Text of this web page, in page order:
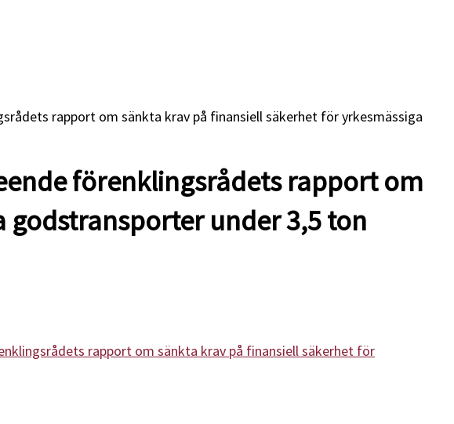
rapport om sänkta krav på finansiell säkerhet för yrkesmässiga
förenklingsrådets rapport om
godstransporter under 3,5 ton
rapport om sänkta krav på finansiell säkerhet för